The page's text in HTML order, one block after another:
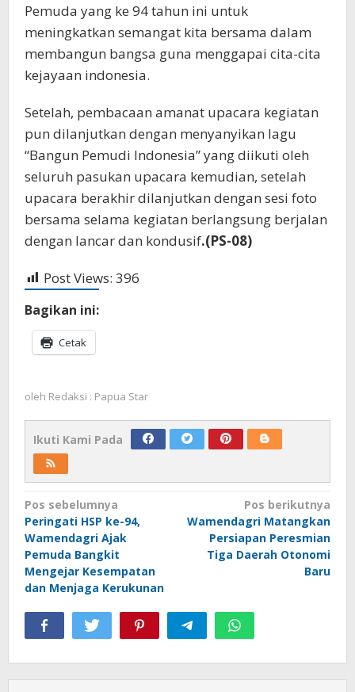
Pemuda yang ke 94 tahun ini untuk
meningkatkan semangat kita bersama dalam
membangun bangsa guna menggapai cita-cita
kejayaan indonesia.
Setelah, pembacaan amanat upacara kegiatan
pun dilanjutkan dengan menyanyikan lagu
“Bangun Pemudi Indonesia” yang diikuti oleh
seluruh pasukan upacara kemudian, setelah
upacara berakhir dilanjutkan dengan sesi foto
bersama selama kegiatan berlangsung berjalan
dengan lancar dan kondusif.(PS-08)
Post Views: 396
Bagikan ini:
Cetak
oleh Redaksi : Papua Star
Ikuti Kami Pada
Navigasi
pos
Pos sebelumnya
Peringati HSP ke-94,
Wamendagri Ajak
Pemuda Bangkit
Mengejar Kesempatan
dan Menjaga Kerukunan
Pos berikutnya
Wamendagri Matangkan
Persiapan Peresmian
Tiga Daerah Otonomi
Baru